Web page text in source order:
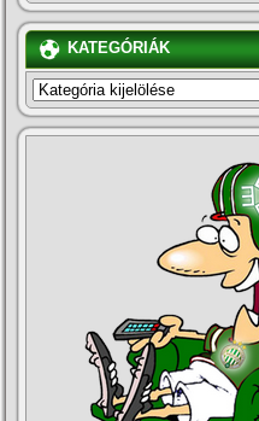
KATEGÓRIÁK
KATEGÓRIÁK